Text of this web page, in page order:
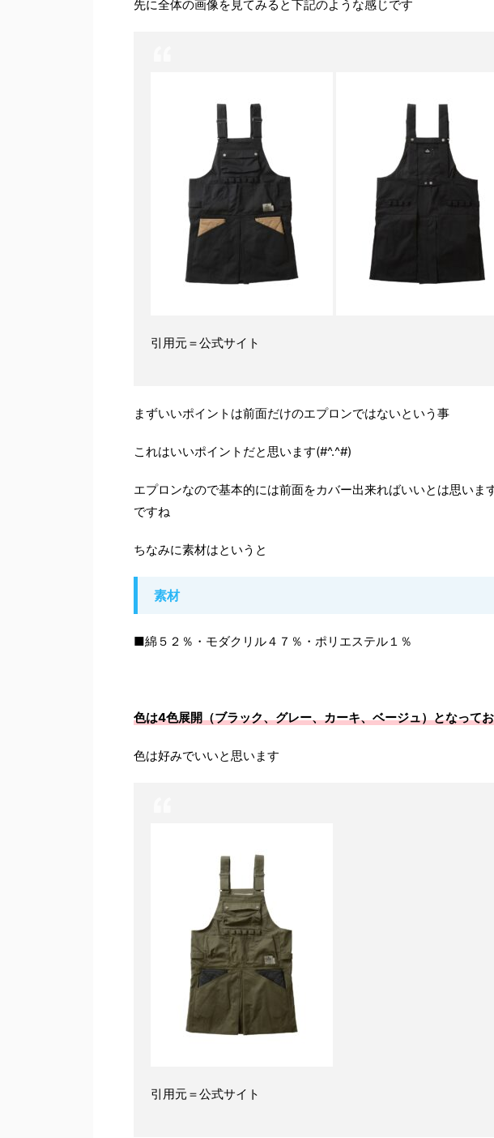
先に全体の画像を見てみると下記のような感じです
引用元＝公式サイト
まずいいポイントは前面だけのエプロンではないという事
これはいいポイントだと思います(#^.^#)
エプロンなので基本的には前面をカバー出来ればいいとは思いま
ですね
ちなみに素材はというと
素材
■綿５２％・モダクリル４７％・ポリエステル１％
色は4色展開（ブラック、グレー、カーキ、ベージュ）となって
色は好みでいいと思います
引用元＝公式サイト